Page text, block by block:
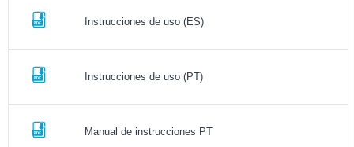
Instrucciones de uso (ES)
Instrucciones de uso (PT)
Manual de instrucciones PT